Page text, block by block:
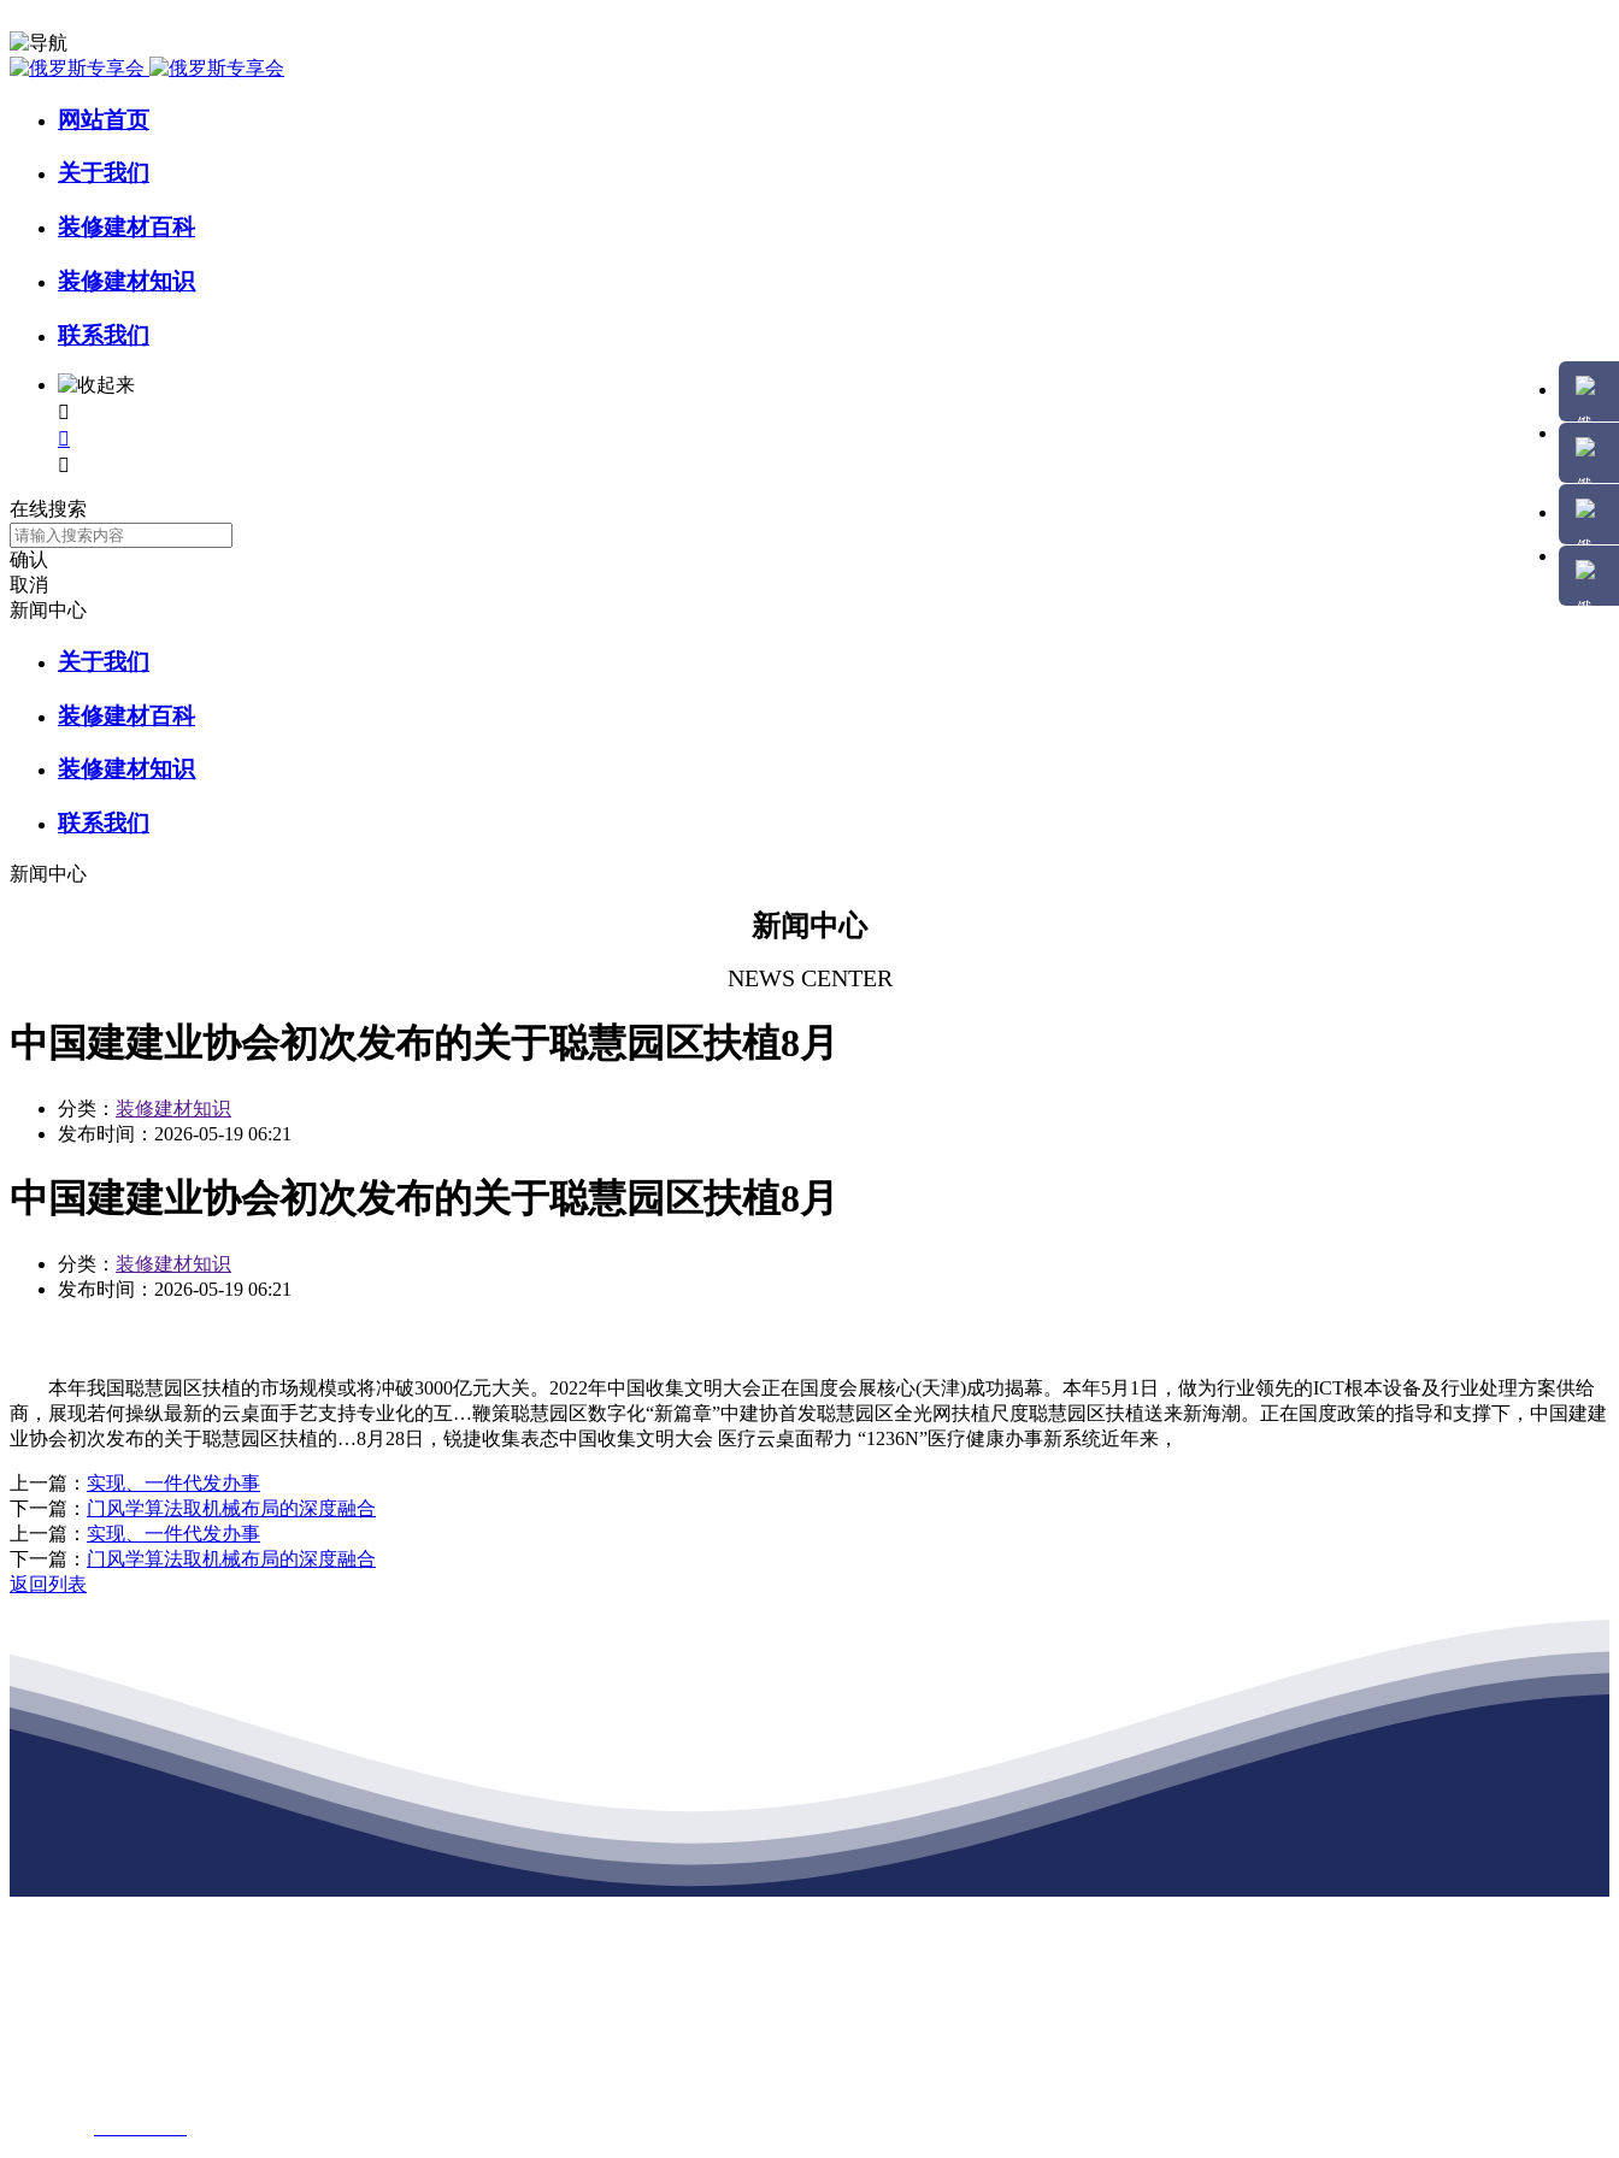
网站首页
关于我们
装修建材百科
装修建材知识
联系我们



在线搜索
确认
取消
新闻中心
关于我们
装修建材百科
装修建材知识
联系我们
新闻中心
新闻中心
NEWS CENTER
中国建建业协会初次发布的关于聪慧园区扶植8月
分类： 装修建材知识
发布时间： 2026-05-19 06:21
中国建建业协会初次发布的关于聪慧园区扶植8月
分类： 装修建材知识
发布时间： 2026-05-19 06:21
本年我国聪慧园区扶植的市场规模或将冲破3000亿元大关。2022年中国收集文明大会正在国度会展核心(天津)成功揭幕。本年5月1日，做为行业领先的ICT根本设备及行业处理方案供给
商，展现若何操纵最新的云桌面手艺支持专业化的互…鞭策聪慧园区数字化“新篇章”中建协首发聪慧园区全光网扶植尺度聪慧园区扶植送来新海潮。正在国度政策的指导和支撑下，中国建建
业协会初次发布的关于聪慧园区扶植的…8月28日，锐捷收集表态中国收集文明大会 医疗云桌面帮力 “1236N”医疗健康办事新系统近年来，
上一篇： 实现、一件代发办事
下一篇： 门风学算法取机械布局的深度融合
上一篇： 实现、一件代发办事
下一篇： 门风学算法取机械布局的深度融合
返回列表